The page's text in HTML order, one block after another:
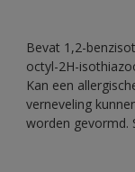
Bevat 1,2-
octyl-2H-
Kan een
verneveling
worden gevormd.